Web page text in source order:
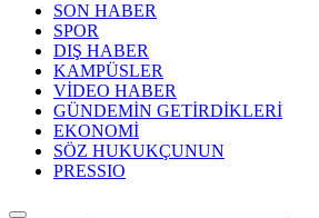
SON HABER
SPOR
DIŞ HABER
KAMPÜSLER
VİDEO HABER
GÜNDEMİN GETİRDİKLERİ
EKONOMİ
SÖZ HUKUKÇUNUN
PRESSIO